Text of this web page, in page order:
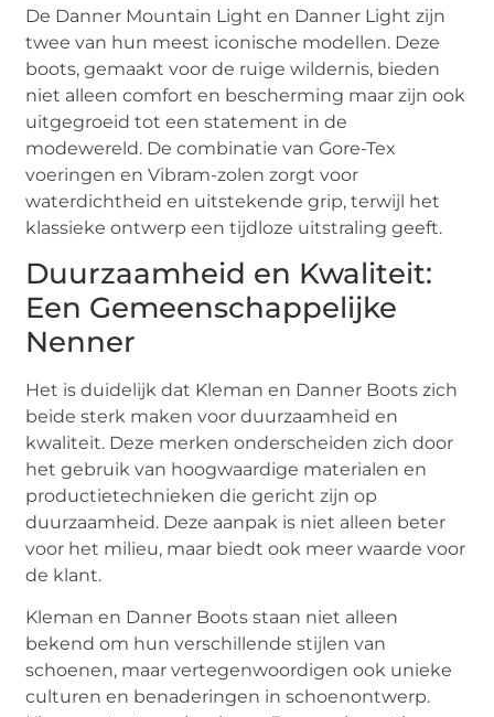
De Danner Mountain Light en Danner Light zijn
twee van hun meest iconische modellen. Deze
boots, gemaakt voor de ruige wildernis, bieden
niet alleen comfort en bescherming maar zijn ook
uitgegroeid tot een statement in de
modewereld. De combinatie van Gore-Tex
voeringen en Vibram-zolen zorgt voor
waterdichtheid en uitstekende grip, terwijl het
klassieke ontwerp een tijdloze uitstraling geeft.
Duurzaamheid en Kwaliteit:
Een Gemeenschappelijke
Nenner
Het is duidelijk dat Kleman en Danner Boots zich
beide sterk maken voor duurzaamheid en
kwaliteit. Deze merken onderscheiden zich door
het gebruik van hoogwaardige materialen en
productietechnieken die gericht zijn op
duurzaamheid. Deze aanpak is niet alleen beter
voor het milieu, maar biedt ook meer waarde voor
de klant.
Kleman en Danner Boots staan niet alleen
bekend om hun verschillende stijlen van
schoenen, maar vertegenwoordigen ook unieke
culturen en benaderingen in schoenontwerp.